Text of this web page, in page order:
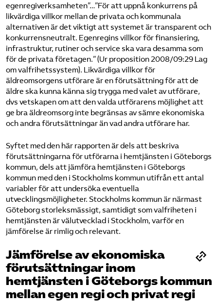
egenregiverksamheten”…”För att uppnå konkurrens på
likvärdiga villkor mellan de privata och kommunala
alternativen är det viktigt att systemet är transparent och
konkurrensneutralt. Egenregins villkor för finansiering,
infrastruktur, rutiner och service ska vara desamma som
för de privata företagen.” (Ur proposition 2008/09:29 Lag
om valfrihetssystem). Likvärdiga villkor för
äldreomsorgens utförare är en förutsättning för att de
äldre ska kunna känna sig trygga med valet av utförare,
dvs vetskapen om att den valda utförarens möjlighet att
ge bra äldreomsorg inte begränsas av sämre ekonomiska
och andra förutsättningar än vad andra utförare har.
Syftet med den här rapporten är dels att beskriva
förutsättningarna för utförarna i hemtjänsten i Göteborgs
kommun, dels att jämföra hemtjänsten i Göteborgs
kommun med den i Stockholms kommun utifrån ett antal
variabler för att undersöka eventuella
utvecklingsmöjligheter. Stockholms kommun är närmast
Göteborg storleksmässigt, samtidigt som valfriheten i
hemtjänsten är välutvecklad i Stockholm, varför en
jämförelse är rimlig och relevant.
Jämförelse av ekonomiska
förutsättningar inom
hemtjänsten i Göteborgs kommun
mellan egen regi och privat regi